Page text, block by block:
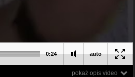
auto
0:24
pokaż opis video